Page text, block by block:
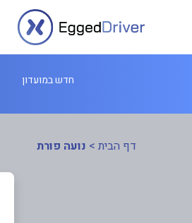
חדש במועדון
דף הבית > נועה פורת